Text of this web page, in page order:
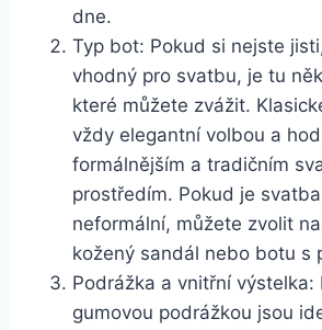
dne.
Typ bot: Pokud si nejste
vhodný⁢ pro svatbu, je tu
které můžete ⁣zvážit.
vždy elegantní​ volbou a
formálnějším a tradičním
prostředím. Pokud je
neformální, ⁣můžete zvolit
⁣kožený sandál nebo botu s
Podrážka a ​vnitřní výstelka:
gumovou podrážkou jsou